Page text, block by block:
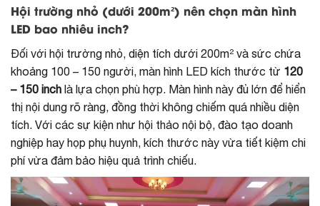
Hội trường nhỏ (dưới 200m²) nên chọn màn hình
LED bao nhiêu inch?
Đối với hội trường nhỏ, diện tích dưới 200m² và sức chứa
khoảng 100 – 150 người, màn hình LED kích thước từ 120
– 150 inch là lựa chọn phù hợp. Màn hình này đủ lớn để hiển
thị nội dung rõ ràng, đồng thời không chiếm quá nhiều diện
tích. Với các sự kiện như hội thảo nội bộ, đào tạo doanh
nghiệp hay họp phụ huynh, kích thước này vừa tiết kiệm chi
phí vừa đảm bảo hiệu quả trình chiếu.